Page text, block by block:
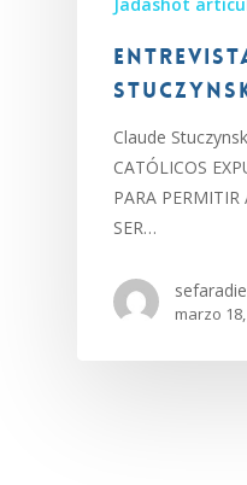
Claude
CATÓLICOS
PARA
SER…
marzo